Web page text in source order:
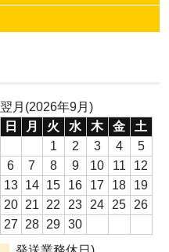
翌月(2026年9月)
日
月 火 水 木 金
土
1
2 3 4
5
6
7 8 9 10 11
12
13 14 15 16 17 18
19
20 21 22 23 24 25
26
27
28 29
30